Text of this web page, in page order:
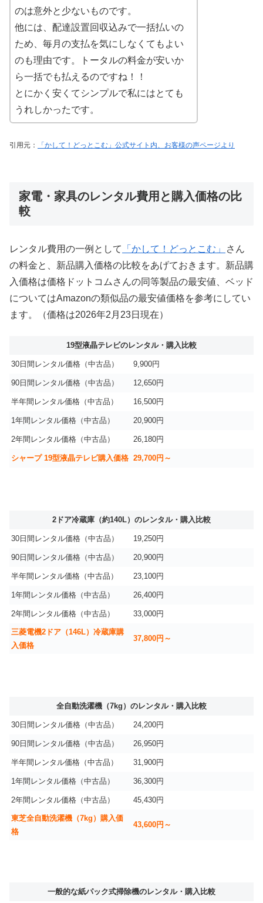
のは意外と少ないものです。
他には、配達設置回収込みで一括払いの
ため、毎月の支払を気にしなくてもよい
のも理由です。トータルの料金が安いか
ら一括でも払えるのですね！！
とにかく安くてシンプルで私にはとても
うれしかったです。
引用元： 「かして！どっとこむ」公式サイト内、お客様の声ページより
家電・家具のレンタル費用と購入価格の比
較
レンタル費用の一例として 「かして！どっとこむ」
さん
の料金と、新品購入価格の比較をあげておきます。新品購
入価格は価格ドットコムさんの同等製品の最安値、ベッド
についてはAmazonの類似品の最安値価格を参考にしてい
ます。（価格は2026年2月23日現在）
19型液晶テレビのレンタル・購入比較
30日間レンタル価格（中古品） 9,900円
90日間レンタル価格（中古品） 12,650円
半年間レンタル価格（中古品） 16,500円
1年間レンタル価格（中古品） 20,900円
2年間レンタル価格（中古品） 26,180円
シャープ 19型液晶テレビ購入価格 29,700円～
2ドア冷蔵庫（約140L）のレンタル・購入比較
30日間レンタル価格（中古品） 19,250円
90日間レンタル価格（中古品） 20,900円
半年間レンタル価格（中古品） 23,100円
1年間レンタル価格（中古品） 26,400円
2年間レンタル価格（中古品） 33,000円
三菱電機2ドア（146L）冷蔵庫購
入価格
37,800円～
全自動洗濯機（7kg）のレンタル・購入比較
30日間レンタル価格（中古品） 24,200円
90日間レンタル価格（中古品） 26,950円
半年間レンタル価格（中古品） 31,900円
1年間レンタル価格（中古品） 36,300円
2年間レンタル価格（中古品） 45,430円
東芝全自動洗濯機（7kg）購入価
格
43,600円～
一般的な紙パック式掃除機のレンタル・購入比較